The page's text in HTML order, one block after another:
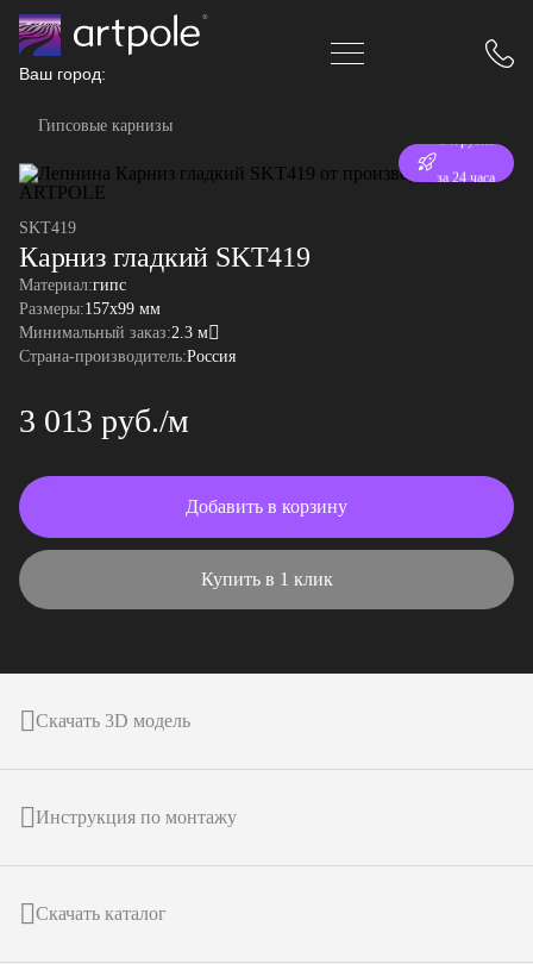
Ваш город:
Гипсовые карнизы
SKT419
Карниз гладкий SKT419
Материал:гипс
Размеры:157x99 мм
Минимальный заказ:2.3 м
Страна-производитель:Россия
3 013 руб./м
Добавить в корзину
Купить в 1 клик
Скачать 3D модель
Инструкция по монтажу
Скачать каталог